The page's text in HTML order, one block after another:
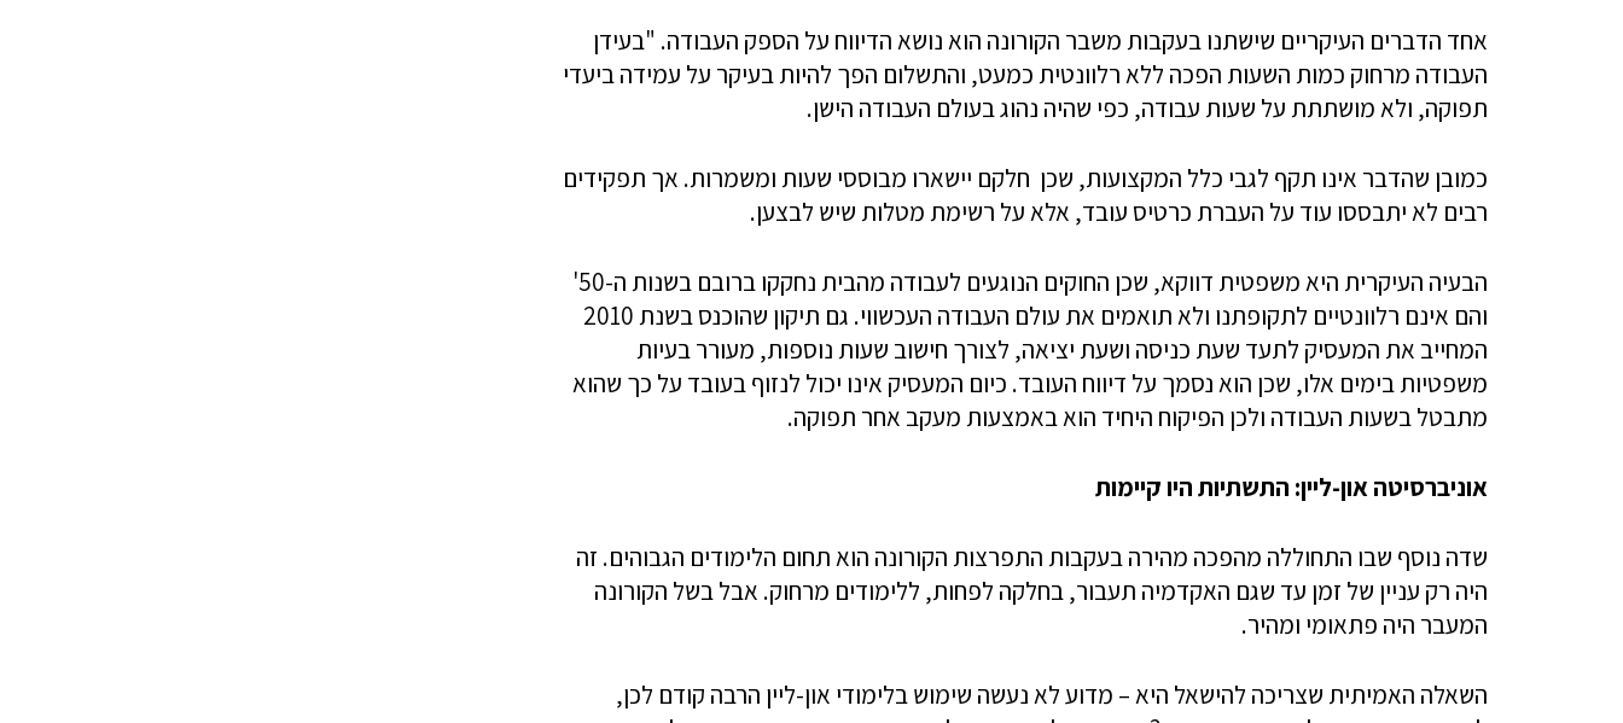
אחד הדברים העיקריים שישתנו בעקבות משבר הקורונה הוא נושא הדיווח על הספק העבודה. "בעידן
העבודה מרחוק כמות השעות הפכה ללא רלוונטית כמעט, והתשלום הפך להיות בעיקר על עמידה ביעדי
תפוקה, ולא מושתתת על שעות עבודה, כפי שהיה נהוג בעולם העבודה הישן.
כמובן שהדבר אינו תקף לגבי כלל המקצועות, שכן חלקם יישארו מבוססי שעות ומשמרות. אך תפקידים
רבים לא יתבססו עוד על העברת כרטיס עובד, אלא על רשימת מטלות שיש לבצען.
הבעיה העיקרית היא משפטית דווקא, שכן החוקים הנוגעים לעבודה מהבית נחקקו ברובם בשנות ה-50'
והם אינם רלוונטיים לתקופתנו ולא תואמים את עולם העבודה העכשווי. גם תיקון שהוכנס בשנת 2010
המחייב את המעסיק לתעד שעת כניסה ושעת יציאה, לצורך חישוב שעות נוספות, מעורר בעיות
משפטיות בימים אלו, שכן הוא נסמך על דיווח העובד. כיום המעסיק אינו יכול לנזוף בעובד על כך שהוא
מתבטל בשעות העבודה ולכן הפיקוח היחיד הוא באמצעות מעקב אחר תפוקה.
אוניברסיטה און-ליין: התשתיות היו קיימות
שדה נוסף שבו התחוללה מהפכה מהירה בעקבות התפרצות הקורונה הוא תחום הלימודים הגבוהים. זה
היה רק עניין של זמן עד שגם האקדמיה תעבור, בחלקה לפחות, ללימודים מרחוק. אבל בשל הקורונה
המעבר היה פתאומי ומהיר.
השאלה האמיתית שצריכה להישאל היא – מדוע לא נעשה שימוש בלימודי און-ליין הרבה קודם לכן,